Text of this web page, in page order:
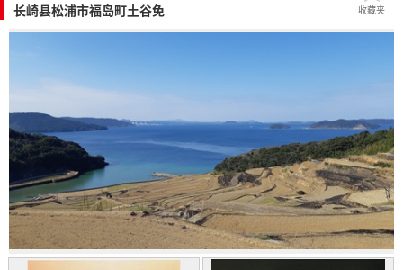
长崎县松浦市福岛町土谷免 收藏夹